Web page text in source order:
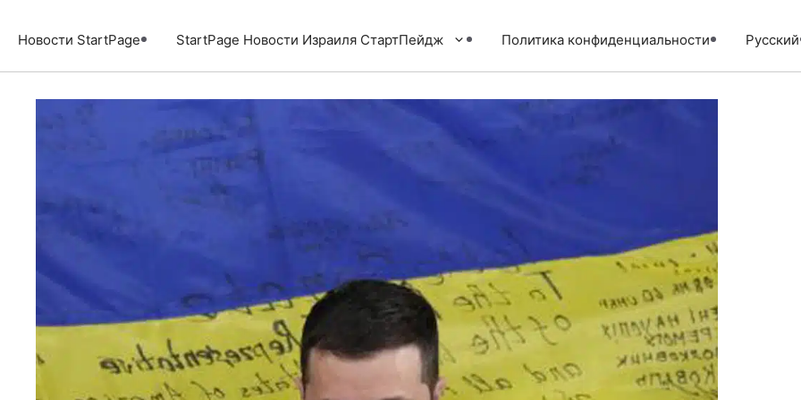
содержимому
Новости StartPage StartPage Новости Израиля СтартПейдж Политика конфиденциальности Русский